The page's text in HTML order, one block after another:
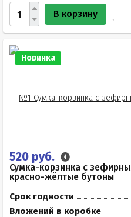
В корзину
Новинка
520 руб.
Сумка-корзинка с
красно-жёлтые бутоны
Срок годности
Вложений в коробке